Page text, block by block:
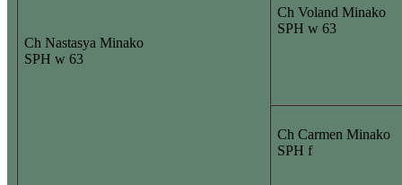
Ch Nastasya Minako
SPH w 63
Ch Voland Minako
SPH w 63
Ch Carmen Minako
SPH f